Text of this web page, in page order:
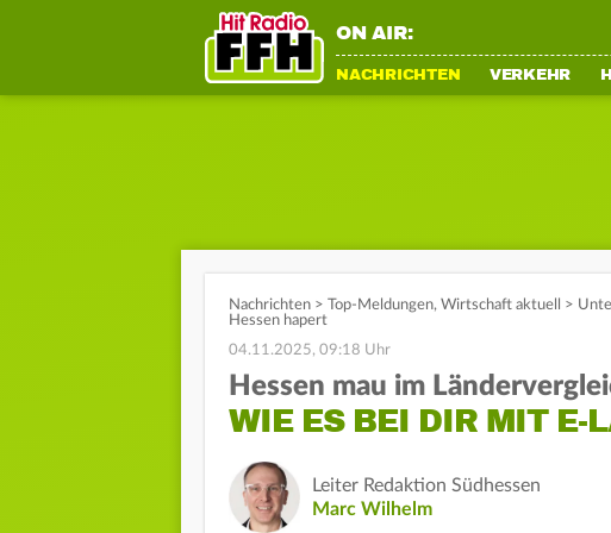
ON AIR:
NACHRICHTEN VERKEHR
Nachrichten > Top-Meldungen, Wirtschaft aktuell >
Hessen hapert
04.11.2025, 09:18 Uhr
Hessen mau im
WIE ES BEI DIR MIT E-
Leiter Redaktion Südhessen
Marc Wilhelm